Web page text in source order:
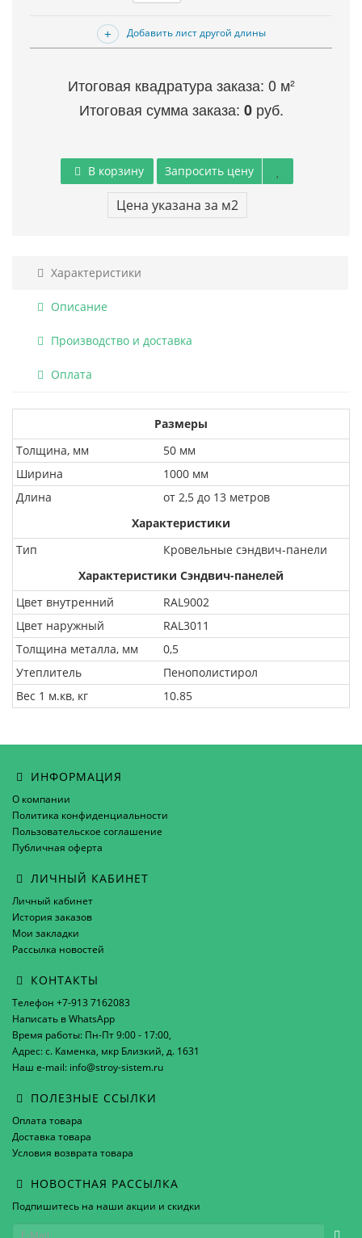
Добавить лист другой длины
Итоговая квадратура заказа: 0 м²
Итоговая сумма заказа: 0руб.
В корзину Запросить цену
Цена указана за м2
Характеристики
Описание
Производство и доставка
Оплата
Размеры
Толщина, мм
50 мм
Ширина
1000 мм
Длина
от 2,5 до 13 метров
Характеристики
Тип
Кровельные сэндвич-панели
Характеристики Сэндвич-панелей
Цвет внутренний
RAL9002
Цвет наружный
RAL3011
Толщина металла, мм
0,5
Утеплитель
Пенополистирол
Вес 1 м.кв, кг
10.85
ИНФОРМАЦИЯ
О компании
Политика конфиденциальности
Пользовательское соглашение
Публичная оферта
ЛИЧНЫЙ КАБИНЕТ
Личный кабинет
История заказов
Мои закладки
Рассылка новостей
КОНТАКТЫ
Телефон +7-913 7162083
Написать в WhatsApp
Время работы: Пн-Пт 9:00 - 17:00,
Адрес: с. Каменка, мкр Близкий, д. 1631
Наш e-mail: info@stroy-sistem.ru
ПОЛЕЗНЫЕ ССЫЛКИ
Оплата товара
Доставка товара
Условия возврата товара
НОВОСТНАЯ РАССЫЛКА
Подпишитесь на наши акции и скидки